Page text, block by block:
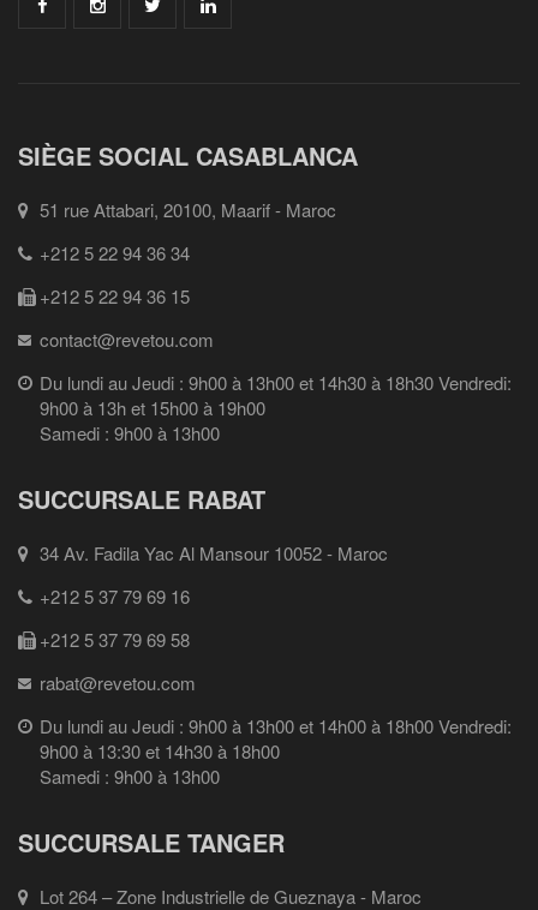
SIÈGE SOCIAL CASABLANCA
51 rue Attabari, 20100, Maarif - Maroc
+212 5 22 94 36 34
+212 5 22 94 36 15
contact@revetou.com
Du lundi au Jeudi : 9h00 à 13h00 et 14h30 à 18h30 Vendredi:
9h00 à 13h et 15h00 à 19h00
Samedi : 9h00 à 13h00
SUCCURSALE RABAT
34 Av. Fadila Yac Al Mansour 10052 - Maroc
+212 5 37 79 69 16
+212 5 37 79 69 58
rabat@revetou.com
Du lundi au Jeudi : 9h00 à 13h00 et 14h00 à 18h00 Vendredi:
9h00 à 13:30 et 14h30 à 18h00
Samedi : 9h00 à 13h00
SUCCURSALE TANGER
Lot 264 – Zone Industrielle de Gueznaya - Maroc